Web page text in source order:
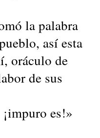
la palabra
así esta
oráculo de
de sus
es!»